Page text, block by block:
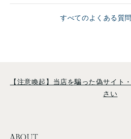
すべてのよくある質
【注意喚起】当店を騙った偽サイト
さい